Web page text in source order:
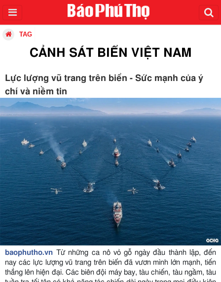
TAG
CẢNH SÁT BIỂN VIỆT NAM
Lực lượng vũ trang trên biển - Sức mạnh của ý
chí và niềm tin
baophutho.vn Từ những ca nô vỏ gỗ ngày đầu thành lập, đến
nay các lực lượng vũ trang trên biển đã vươn mình lớn mạnh, tiến
thẳng lên hiện đại. Các biên đội máy bay, tàu chiến, tàu ngầm, tàu